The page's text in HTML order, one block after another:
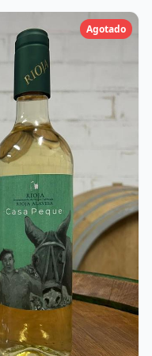
calurosos, que
para el cultivo de
rojo rubí y su aroma
con sutiles
es equilibrado y
final largo y
rojas y quesos
tradicionales. Su
convierten en una
con la tradición y el
no busque
le ofrecerá
la
vino tempranillo
disfrute de una
Agotado